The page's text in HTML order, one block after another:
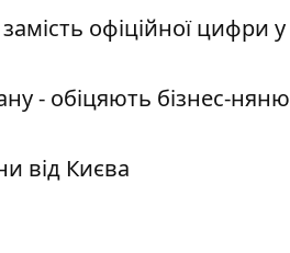
офіційної цифри у
- обіцяють бізнес-
від Києва